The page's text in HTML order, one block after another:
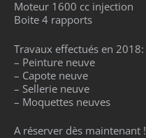
Moteur 1600 cc injection
Boite 4 rapports
Travaux effectués en 2018:
– Peinture neuve
– Capote neuve
– Sellerie neuve
– Moquettes neuves
A réserver dès maintenant !